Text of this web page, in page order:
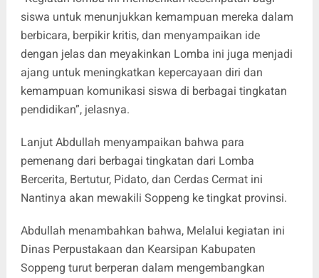
siswa untuk menunjukkan kemampuan mereka dalam
berbicara, berpikir kritis, dan menyampaikan ide
dengan jelas dan meyakinkan Lomba ini juga menjadi
ajang untuk meningkatkan kepercayaan diri dan
kemampuan komunikasi siswa di berbagai tingkatan
pendidikan”, jelasnya.
Lanjut Abdullah menyampaikan bahwa para
pemenang dari berbagai tingkatan dari Lomba
Bercerita, Bertutur, Pidato, dan Cerdas Cermat ini
Nantinya akan mewakili Soppeng ke tingkat provinsi.
Abdullah menambahkan bahwa, Melalui kegiatan ini
Dinas Perpustakaan dan Kearsipan Kabupaten
Soppeng turut berperan dalam mengembangkan